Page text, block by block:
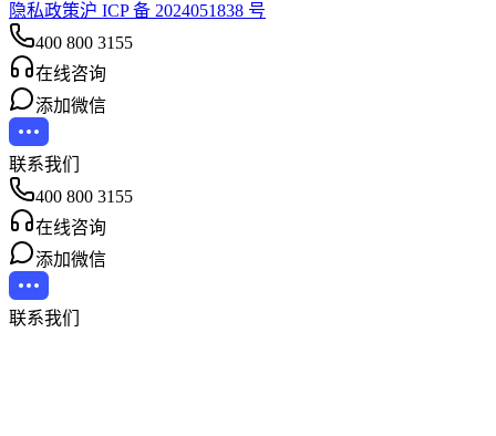
隐私政策沪 ICP 备 2024051838 号
400 800 3155
在线咨询
添加微信
联系我们
400 800 3155
在线咨询
添加微信
联系我们